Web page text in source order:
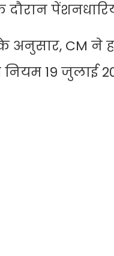
अनुसार, CM ने
नियम 19 जुलाई